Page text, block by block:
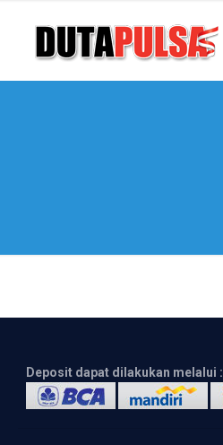
Deposit dapat dilakukan melalui :